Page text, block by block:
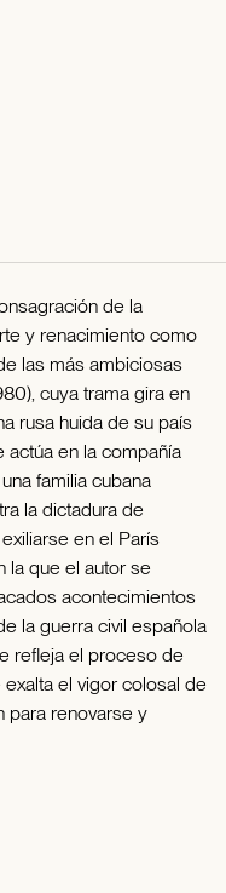
de la
y renacimiento como
las más ambiciosas
cuya trama gira en
rusa huida de su país
actúa en la compañía
familia cubana
la dictadura de
en el París
la que el autor se
acontecimientos
la guerra civil española
refleja el proceso de
el vigor colosal de
para renovarse y